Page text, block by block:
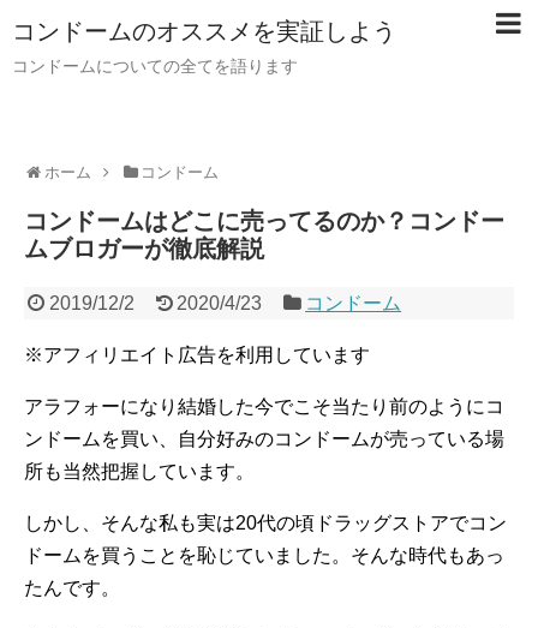
コンドームのオススメを実証しよう
コンドームについての全てを語ります
ホーム コンドーム
コンドームはどこに売ってるのか？コンドー
ムブロガーが徹底解説
2019/12/2 2020/4/23 コンドーム
※アフィリエイト広告を利用しています
アラフォーになり結婚した今でこそ当たり前のようにコ
ンドームを買い、自分好みのコンドームが売っている場
所も当然把握しています。
しかし、そんな私も実は20代の頃ドラッグストアでコン
ドームを買うことを恥じていました。そんな時代もあっ
たんです。